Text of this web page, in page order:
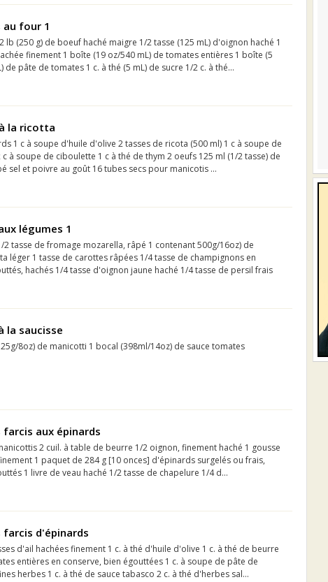
four 1
lb (250 g) de boeuf haché maigre 1/2 tasse (125 mL) d'oignon haché 1
finement 1 boîte (19 oz/540 mL) de tomates entières 1 boîte (5
de pâte de tomates 1 c. à thé (5 mL) de sucre 1/2 c. à thé...
la ricotta
1 c à soupe d'huile d'olive 2 tasses de ricota (500 ml) 1 c à soupe de
c à soupe de ciboulette 1 c à thé de thym 2 oeufs 125 ml (1/2 tasse) de
sel et poivre au goût 16 tubes secs pour manicotis ...
légumes 1
2 tasse de fromage mozarella, râpé 1 contenant 500g/16oz) de
léger 1 tasse de carottes râpées 1/4 tasse de champignons en
hachés 1/4 tasse d'oignon jaune haché 1/4 tasse de persil frais
la saucisse
8oz) de manicotti 1 bocal (398ml/14oz) de sauce tomates
aux épinards
2 cuil. à table de beurre 1/2 oignon, finement haché 1 gousse
1 paquet de 284 g [10 onces] d'épinards surgelés ou frais,
1 livre de veau haché 1/2 tasse de chapelure 1/4 d...
d'épinards
d'ail hachées finement 1 c. à thé d'huile d'olive 1 c. à thé de beurre
entières en conserve, bien égouttées 1 c. à soupe de pâte de
herbes 1 c. à thé de sauce tabasco 2 c. à thé d'herbes sal...